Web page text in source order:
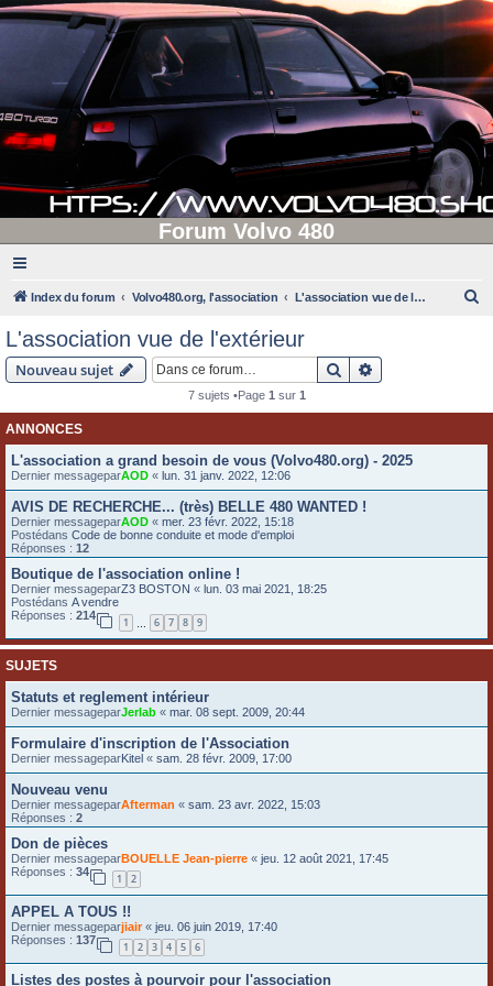
Forum Volvo 480
Index du forum Volvo480.org, l'association L'association vue de l'extérieur
L'association vue de l'extérieur
Nouveau sujet Rechercher
7 sujets •Page 1 sur 1
ANNONCES
L'association a grand besoin de vous (Volvo480.org) - 2025
Dernier messageparAOD « lun. 31 janv. 2022, 12:06
AVIS DE RECHERCHE... (très) BELLE 480 WANTED !
Dernier messageparAOD « mer. 23 févr. 2022, 15:18
Postédans Code de bonne conduite et mode d'emploi
Réponses : 12
Boutique de l'association online !
Dernier messageparZ3 BOSTON « lun. 03 mai 2021, 18:25
Postédans A vendre
Réponses : 214
1 … 6 7 8 9
SUJETS
Statuts et reglement intérieur
Dernier messageparJerlab « mar. 08 sept. 2009, 20:44
Formulaire d'inscription de l'Association
Dernier messageparKitel « sam. 28 févr. 2009, 17:00
Nouveau venu
Dernier messageparAfterman « sam. 23 avr. 2022, 15:03
Réponses : 2
Don de pièces
Dernier messageparBOUELLE Jean-pierre « jeu. 12 août 2021, 17:45
Réponses : 34
1 2
APPEL A TOUS !!
Dernier messageparjiair« jeu. 06 juin 2019, 17:40
Réponses : 137
1 2 3 4 5 6
Listes des postes à pourvoir pour l'association